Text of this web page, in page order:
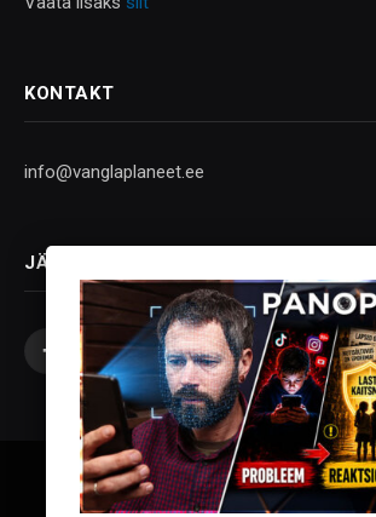
KONTAKT
info@vanglaplaneet.ee
JÄLGI SOTSIAALMEEDIAS
Facebook
X
(Twitter)
InstagramYouTubeTelegram
Vanglaplaneet - Vastupanu Vaim